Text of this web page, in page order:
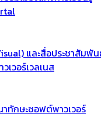
และสื่อประชาสัมพั
วอร์เวลเนส
ทักษะซอฟต์พาวเวอร์